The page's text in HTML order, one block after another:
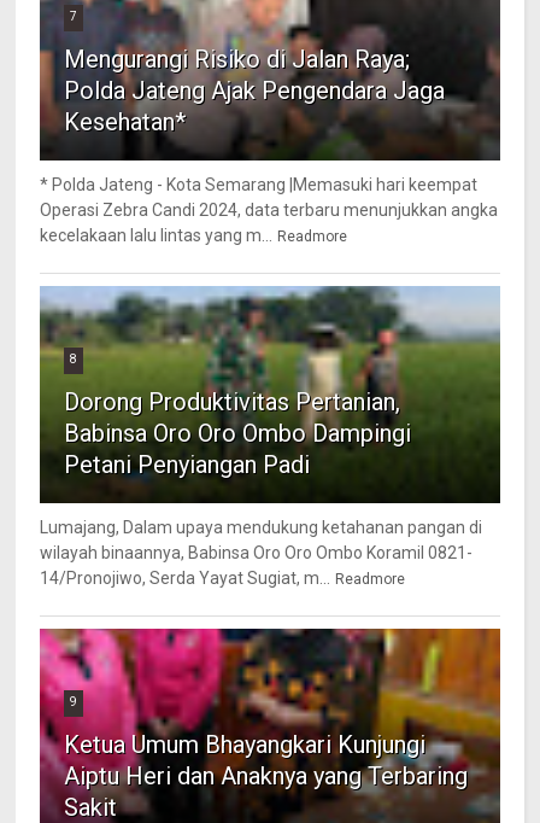
7
Mengurangi Risiko di Jalan Raya;
Polda Jateng Ajak Pengendara Jaga
Kesehatan*
* Polda Jateng - Kota Semarang |Memasuki hari keempat
Operasi Zebra Candi 2024, data terbaru menunjukkan angka
kecelakaan lalu lintas yang m...
Readmore
8
Dorong Produktivitas Pertanian,
Babinsa Oro Oro Ombo Dampingi
Petani Penyiangan Padi
Lumajang, Dalam upaya mendukung ketahanan pangan di
wilayah binaannya, Babinsa Oro Oro Ombo Koramil 0821-
14/Pronojiwo, Serda Yayat Sugiat, m...
Readmore
9
Ketua Umum Bhayangkari Kunjungi
Aiptu Heri dan Anaknya yang Terbaring
Sakit